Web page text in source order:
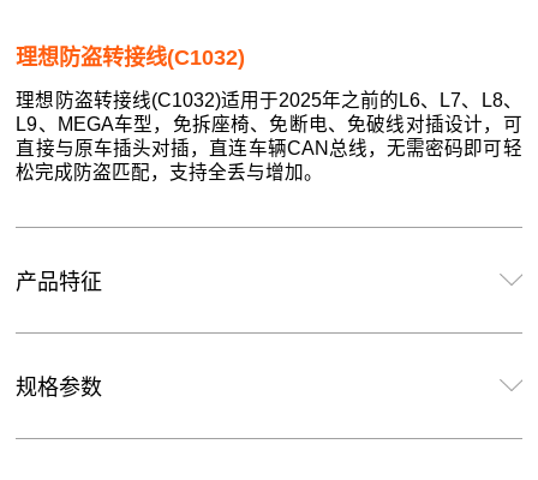
理想防盗转接线(C1032)
理想防盗转接线(C1032)适用于2025年之前的L6、L7、L8、
L9、MEGA车型，免拆座椅、免断电、免破线对插设计，可
直接与原车插头对插，直连车辆CAN总线，无需密码即可轻
松完成防盗匹配，支持全丢与增加。
产品特征
规格参数